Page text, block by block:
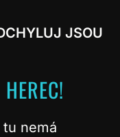
JSOU
nemá